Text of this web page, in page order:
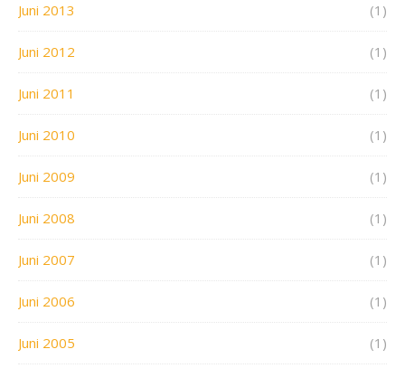
Juni 2013 (1)
Juni 2012 (1)
Juni 2011 (1)
Juni 2010 (1)
Juni 2009 (1)
Juni 2008 (1)
Juni 2007 (1)
Juni 2006 (1)
Juni 2005 (1)